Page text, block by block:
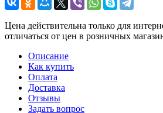
Цена действительна только для
отличаться от цен в розничных
Описание
Как купить
Оплата
Доставка
Отзывы
Задать вопрос